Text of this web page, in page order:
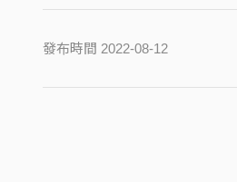
發布時間 2022-08-12